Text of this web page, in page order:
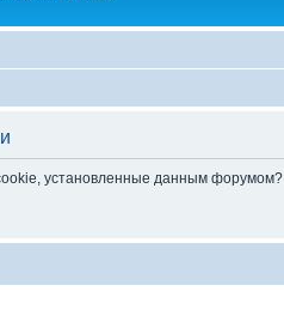
установленные данным форумом?